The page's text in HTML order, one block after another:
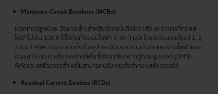
Miniature Circuit Breakers (MCBs)
เบรกเกอร์ลูกย่อย มีขนาดเล็ก สำหรับใช้ภายในที่พักอาศัยและอาคารที่กระแส
ไฟฟ้าไม่เกิน 100 A ใช้ได้กับทั้งระบบไฟฟ้า 1 และ 3 เฟส โดยจะมีขนาดตั้งแต่ 1, 2,
3 และ 4 Pole สามารถติดตั้งเป็นอุปกรณ์ป้องกันร่วมกันกับแผงจ่ายไฟฟ้าย่อย
(Load Center) หรือแผงจ่ายไฟในที่พักอาศัยอย่างตู้คอนซูมเมอร์ยูนิทที่มี
พิกัดกระแสลัดวงจรต่ำ แต่ไม่สามารถปรับการตั้งค่ากระแสลัดวงจรได้
Residual Current Devices (RCDs)